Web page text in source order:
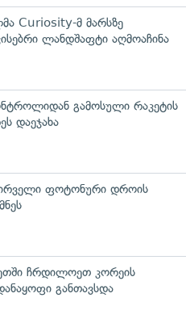
Curiosity-მ მარსზე
ლანდშაფტი აღმოაჩინა
გამოსული რაკეტის
დაეჯახა
ფოტონური დროის
ჩრდილოეთ კორეის
განთავსდა